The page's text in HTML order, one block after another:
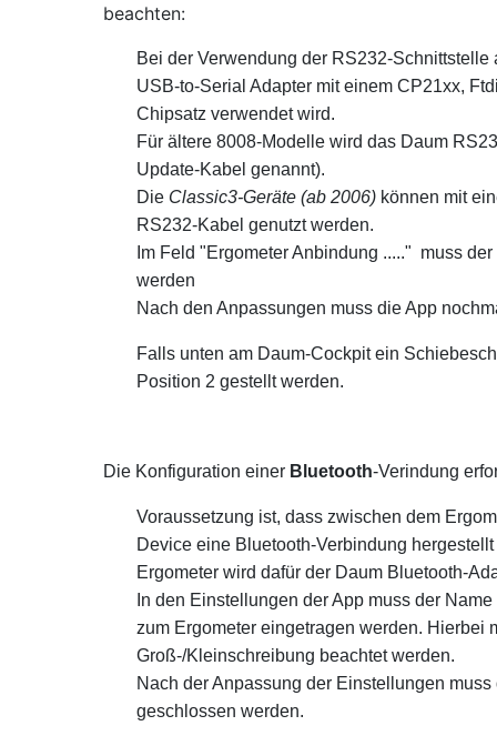
beachten:
Bei der Verwendung der RS232-Schnittstelle
USB-to-Serial Adapter mit einem CP21xx,
Chipsatz verwendet wird.
Für ältere 8008-Modelle wird das Daum
Update-Kabel genannt).
Die Classic3-Geräte (ab 2006) können mit
RS232-Kabel genutzt werden.
Im Feld "Ergometer Anbindung ....." muss
werden
Nach den Anpassungen muss die App
Falls unten am Daum-Cockpit ein
Position 2 gestellt werden.
Die Konfiguration einer Bluetooth-Verindung
Voraussetzung ist, dass zwischen dem
Device eine Bluetooth-Verbindung
Ergometer wird dafür der Daum Bluetooth-
In den Einstellungen der App muss der
zum Ergometer eingetragen werden. Hierbei
Groß-/Kleinschreibung beachtet werden.
Nach der Anpassung der Einstellungen
geschlossen werden.